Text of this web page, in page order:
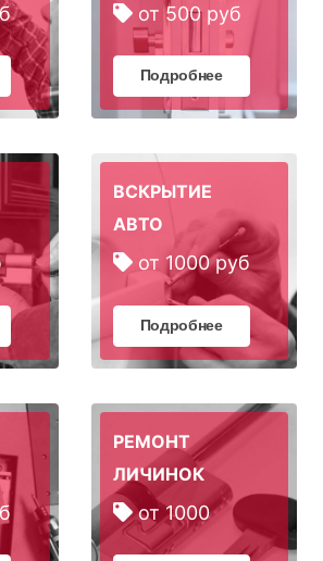
от 500 руб
Подробнее
ВСКРЫТИЕ
АВТО
от 1000 руб
Подробнее
РЕМОНТ
ЛИЧИНОК
от 1000